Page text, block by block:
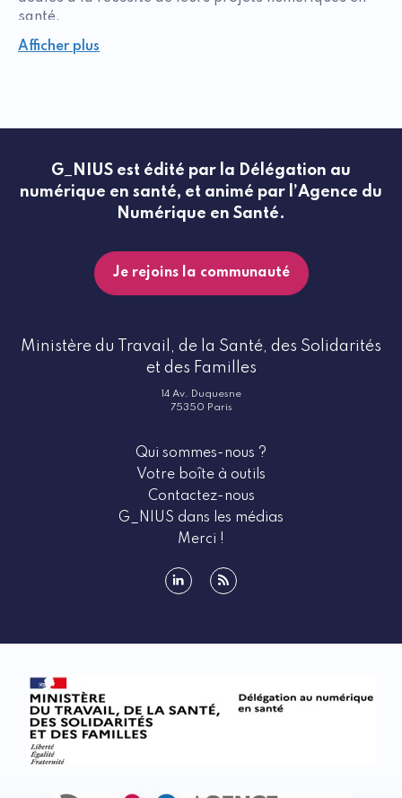
santé.
Afficher plus
G_NIUS est édité par la Délégation au
numérique en santé, et animé par l’Agence du
Numérique en Santé.
Je rejoins la communauté
Ministère du Travail, de la Santé, des Solidarités
et des Familles
14 Av. Duquesne
75350 Paris
Qui sommes-nous ?
Votre boîte à outils
Contactez-nous
G_NIUS dans les médias
Merci !